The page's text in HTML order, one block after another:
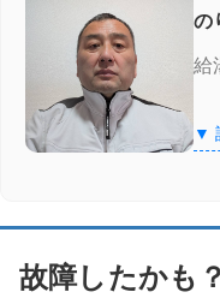
の
給
▼
故障したかも